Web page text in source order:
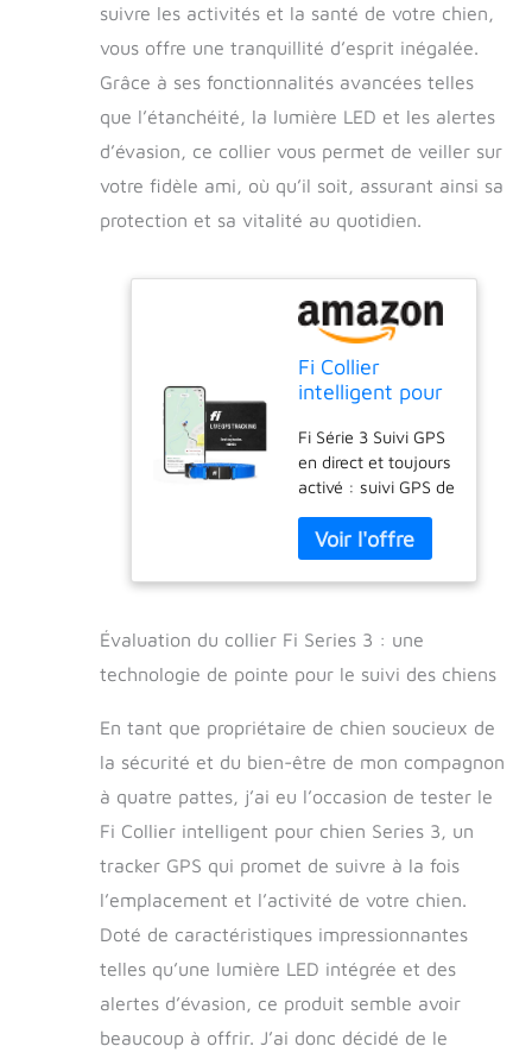
suivre les activités et la santé de votre chien,
vous offre une tranquillité d’esprit inégalée.
Grâce à ses fonctionnalités avancées telles
que l’étanchéité, la lumière LED et les alertes
d’évasion, ce collier vous permet de veiller sur
votre fidèle ami, où qu’il soit, assurant ainsi sa
protection et sa vitalité au quotidien.
Fi Collier
intelligent pour
Tracker GPS
pour chien et
moniteur
d'activité et de
santé, étanche,
lumière LED,
alertes
couverture
nationale (bleu,
taille L)
Fi Série 3 Suivi GPS
en direct et toujours
activé : suivi GPS de
dans tout le pays
sans portée
maximale
AirTags, qui ont un
un service 24h/24,
d'évacuation : le
mode chien perdu
est déclenché
lorsque votre chien
quitte une certaine
zone, de sorte que
où il se trouve et
gagnez un temps
précieux s'il sort.
Indications de santé
et d'activité : les
précieuses données
Évaluation du collier Fi Series 3 : une
technologie de pointe pour le suivi des chiens
En tant que propriétaire de chien soucieux de
la sécurité et du bien-être de mon compagnon
à quatre pattes, j’ai eu l’occasion de tester le
Fi Collier intelligent pour chien Series 3, un
tracker GPS qui promet de suivre à la fois
l’emplacement et l’activité de votre chien.
Doté de caractéristiques impressionnantes
telles qu’une lumière LED intégrée et des
alertes d’évasion, ce produit semble avoir
beaucoup à offrir. J’ai donc décidé de le